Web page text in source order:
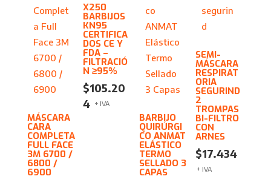
MÁSCARA
CARA
COMPLETA
FULL FACE
3M 6700 /
6800 /
6900
X250
BARBIJOS
KN95
CERTIFICA
DOS CE Y
FDA –
FILTRACIÓ
N ≥95%
$105.20
4
+ IVA
BARBIJO
QUIRÚRGI
CO ANMAT
ELÁSTICO
TERMO
SELLADO 3
CAPAS
SEMI-
MÁSCARA
RESPIRAT
ORIA
SEGURIND
2
TROMPAS
BI-FILTRO
CON
ARNES
$17.434
+ IVA